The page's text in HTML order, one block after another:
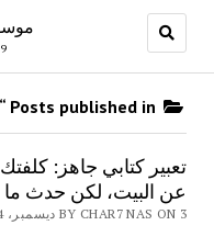
9 أغسطس، 2026
تعبير كتابي جاهز: كلفتك
عن البيت، لكن حدث
BY CHAR7 NAS ON 3 ديسمبر، 2024